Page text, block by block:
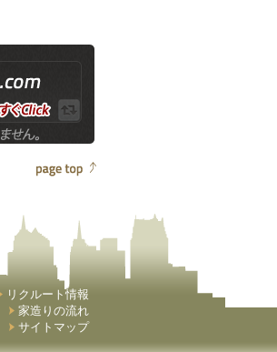
リクルート情報
家造りの流れ
サイトマップ